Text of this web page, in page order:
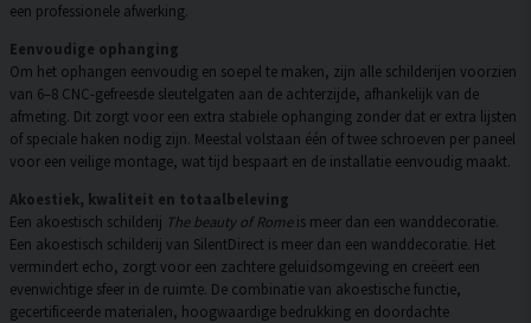
een professionele afwerking.
Eenvoudige ophanging
Om het ophangen eenvoudig en soepel te maken, zijn alle schilderijen voorzien
van 6–8 CNC-gefreesde sleutelgaten aan de achterzijde, afhankelijk van de
afmeting. Dit zorgt voor een extra stabiele ophanging zonder dat er extra lijsten
of speciale haken nodig zijn. Meestal volstaan één of twee schroeven per paneel
voor een veilige montage, wat tijd bespaart en de installatie eenvoudig maakt.
Akoestiek, kwaliteit en totaalbeleving
Een akoestisch schilderij The beauty of Romeis meer dan een wanddecoratie.
Een akoestisch schilderij van SilentDirect is meer dan een wanddecoratie. Het
vermindert echo, zorgt voor een zachtere geluidsomgeving en creëert een
evenwichtige sfeer in de ruimte. De combinatie van akoestische functie,
gecertificeerde materialen, hoogwaardige bedrukking en doordachte